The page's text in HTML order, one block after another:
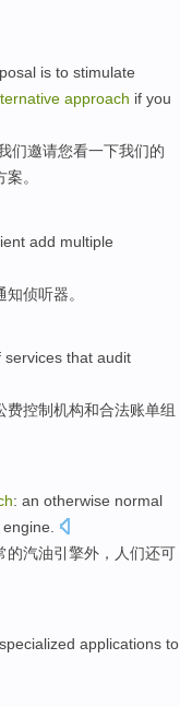
is to stimulate
approach if you
们邀请您看一下我们的
案。
add multiple
知侦听器。
services that audit
费控制机构和合法账单组
: an otherwise normal
的汽油引擎外，人们还可
specialized applications to